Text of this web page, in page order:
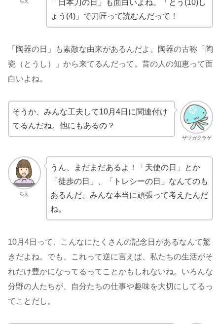
「日本刀の日」も面白いよね。「とう(10)し
ょう(4)」で刀匠って読むんだって！
「陶器の日」も素敵な由来があるんだよ。陶器の古称「陶
瓷（とうし）」から来てるんだって。昔の人の知恵って面
白いよね。
ザツガクラゲ
そうか、みんな工夫して10月4日に関連付け
てるんだね。他にもあるの？
ちえ
うん、まだまだあるよ！「天使の日」とか
「徒歩の日」、「トレシーの日」なんてのも
あるんだ。みんな本当に頑張って考えたんだ
ね。
10月4日って、こんなにたくさんの記念日があるなんて驚
きだよね。でも、これって逆に言えば、私たちの生活がそ
れだけ豊かになってるってことかもしれないね。いろんな
分野の人たちが、自分たちの仕事や趣味を大切にしてるっ
てことだし。